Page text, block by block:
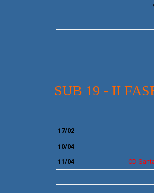
SUB 19 - II
17/02
10/04
11/04
CD